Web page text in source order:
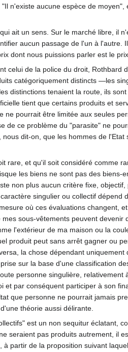
n'existe aucune espèce de moyen",
ait un sens. Sur le marché libre, il
aucun passage de l'un à l'autre.
dont nous puissions parler est le
celui de la police du droit, Rothbard
catégoriquement distincts —les
distinctions tenaient la route, ils
tient que certains produits et
ne pourrait être limitée aux seules
de ce problème du "parasite" ne
dit-on, que les hommes de l'Etat
rare, et qu'il soit considéré comme
les biens ne sont pas des biens-
non plus aucun critère fixe, objectif,
singulier ou collectif dépend
où ces évaluations changent,
sous-vêtements peuvent devenir
l'extérieur de ma maison ou la
produit peut sans arrêt gagner ou
la chose dépendant uniquement
sur la base d'une classification
personne singulière, relativement
et par conséquent participer à son
que personne ne pourrait jamais
théorie aussi délirante.
est un non sequitur éclatant,
seraient pas produits autrement, il
partir de la proposition suivant